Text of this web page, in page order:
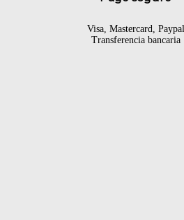
Visa, Mastercard, Paypal
Transferencia bancaria